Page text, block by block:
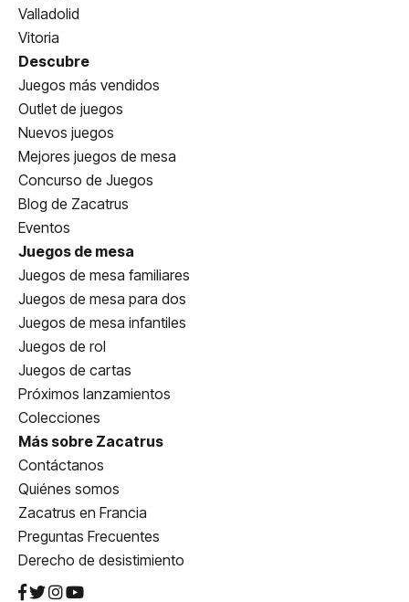
Valladolid
Vitoria
Descubre
Juegos más vendidos
Outlet de juegos
Nuevos juegos
Mejores juegos de mesa
Concurso de Juegos
Blog de Zacatrus
Eventos
Juegos de mesa
Juegos de mesa familiares
Juegos de mesa para dos
Juegos de mesa infantiles
Juegos de rol
Juegos de cartas
Próximos lanzamientos
Colecciones
Más sobre Zacatrus
Contáctanos
Quiénes somos
Zacatrus en Francia
Preguntas Frecuentes
Derecho de desistimiento